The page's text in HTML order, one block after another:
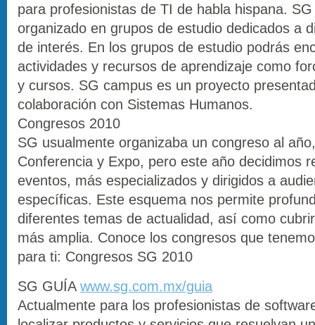
para profesionistas de TI de habla hispana.
organizado en grupos de estudio dedicados a
de interés. En los grupos de estudio podrás
actividades y recursos de aprendizaje como
y cursos. SG campus es un proyecto
colaboración con Sistemas Humanos.
Congresos 2010
SG usualmente organizaba un congreso al
Conferencia y Expo, pero este año decidimos
eventos, más especializados y dirigidos a
específicas. Este esquema nos permite
diferentes temas de actualidad, así como
más amplia. Conoce los congresos que
para ti: Congresos SG 2010
SG GUÍA www.sg.com.mx/guia
Actualmente para los profesionistas de